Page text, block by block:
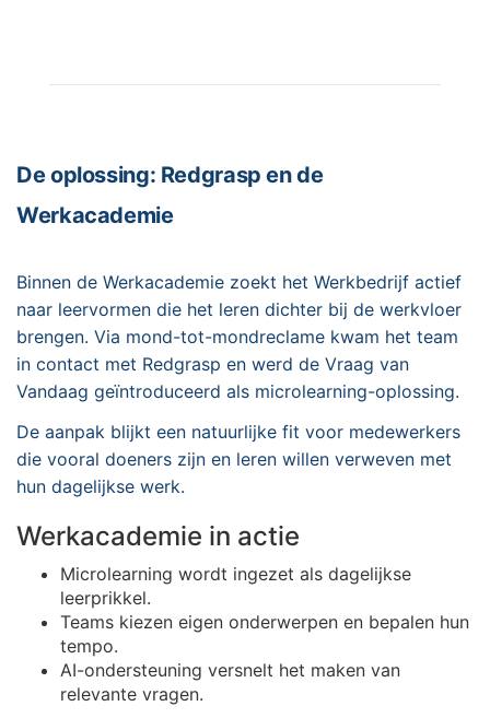
De oplossing: Redgrasp en de
Werkacademie
Binnen de Werkacademie zoekt het Werkbedrijf actief
naar leervormen die het leren dichter bij de werkvloer
brengen. Via mond-tot-mondreclame kwam het team
in contact met Redgrasp en werd de Vraag van
Vandaag geïntroduceerd als microlearning-oplossing.
De aanpak blijkt een natuurlijke fit voor medewerkers
die vooral doeners zijn en leren willen verweven met
hun dagelijkse werk.
Werkacademie in actie
Microlearning wordt ingezet als dagelijkse
leerprikkel.
Teams kiezen eigen onderwerpen en bepalen hun
tempo.
AI-ondersteuning versnelt het maken van
relevante vragen.